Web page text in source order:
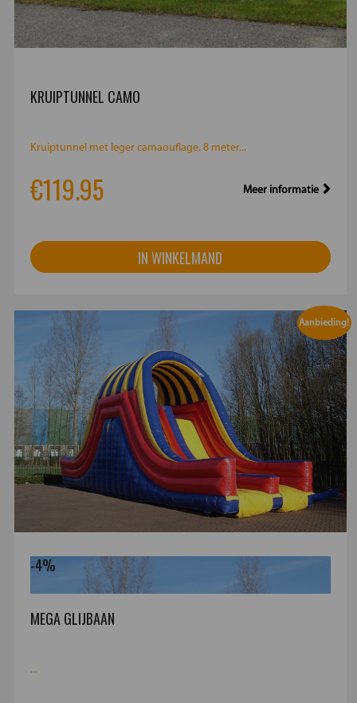
KRUIPTUNNEL CAMO
Kruiptunnel met leger camaouflage. 8 meter...
€119.95 Meer informatie
IN WINKELMAND
Aanbieding!
-4%
MEGA GLIJBAAN
...